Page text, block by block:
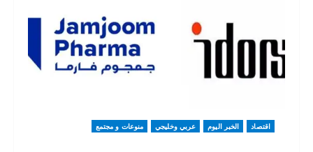
اقتصاد الخبر اليوم عربي وخليجي منوعات و مجتمع